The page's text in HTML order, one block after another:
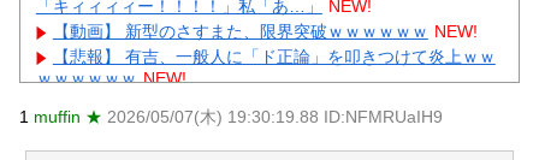
「キィィィィー！！！！」私「あ…」
NEW!
【動画】 新型のさすまた、限界突破ｗｗｗｗｗｗ NEW!
【悲報】 有吉、一般人に「ド正論」を叩きつけて炎上ｗｗ
ｗｗｗｗｗｗ NEW!
員「ほいっ見積もりな！」ワイ「金額おかしくね？」←お前
らもそう思うよな？？？？？ NEW!
1 muffin ★ 2026/05/07(木) 19:30:19.88 ID:NFMRUaIH9